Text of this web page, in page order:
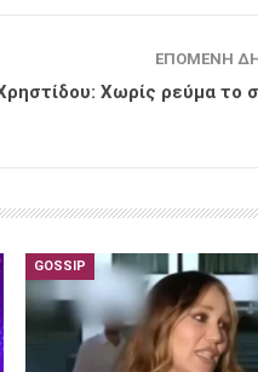
ΕΠΌΜΕΝΗ
Χωρίς ρεύμα το
GOSSIP